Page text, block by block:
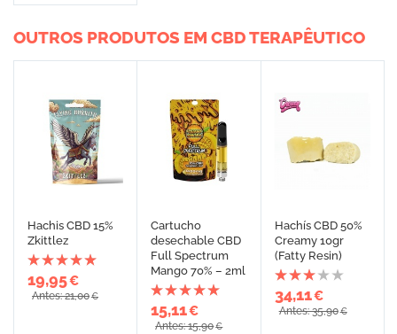
OUTROS PRODUTOS EM CBD TERAPÊUTICO
Hachis CBD 15%
Zkittlez
19,95€
Antes: 21,00€
Cartucho
desechable CBD
Full Spectrum
Mango 70% – 2ml
15,11€
Antes: 15,90€
Hachís CBD 50%
Creamy 10gr
(Fatty Resin)
34,11€
Antes: 35,90€